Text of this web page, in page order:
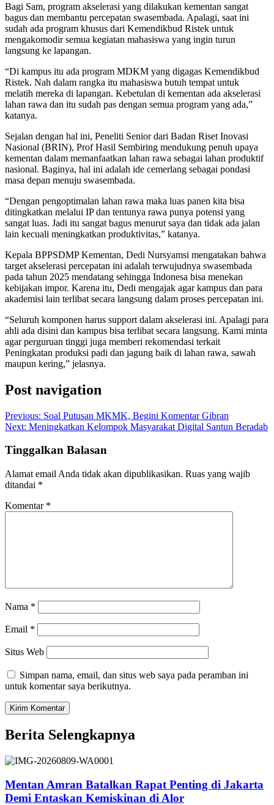
Bagi Sam, program akselerasi yang dilakukan kementan sangat
bagus dan membantu percepatan swasembada. Apalagi, saat ini
sudah ada program khusus dari Kemendikbud Ristek untuk
mengakomodir semua kegiatan mahasiswa yang ingin turun
langsung ke lapangan.
“Di kampus itu ada program MDKM yang digagas Kemendikbud
Ristek. Nah dalam rangka itu mahasiswa butuh tempat untuk
melatih mereka di lapangan. Kebetulan di kementan ada akselerasi
lahan rawa dan itu sudah pas dengan semua program yang ada,”
katanya.
Sejalan dengan hal ini, Peneliti Senior dari Badan Riset Inovasi
Nasional (BRIN), Prof Hasil Sembiring mendukung penuh upaya
kementan dalam memanfaatkan lahan rawa sebagai lahan produktif
nasional. Baginya, hal ini adalah ide cemerlang sebagai pondasi
masa depan menuju swasembada.
“Dengan pengoptimalan lahan rawa maka luas panen kita bisa
ditingkatkan melalui IP dan tentunya rawa punya potensi yang
sangat luas. Jadi itu sangat bagus menurut saya dan tidak ada jalan
lain kecuali meningkatkan produktivitas,” katanya.
Kepala BPPSDMP Kementan, Dedi Nursyamsi mengatakan bahwa
target akselerasi percepatan ini adalah terwujudnya swasembada
pada tahun 2025 mendatang sehingga Indonesa bisa menekan
kebijakan impor. Karena itu, Dedi mengajak agar kampus dan para
akademisi lain terlibat secara langsung dalam proses percepatan ini.
“Seluruh komponen harus support dalam akselerasi ini. Apalagi para
ahli ada disini dan kampus bisa terlibat secara langsung. Kami minta
agar perguruan tinggi juga memberi rekomendasi terkait
Peningkatan produksi padi dan jagung baik di lahan rawa, sawah
maupun kering,” jelasnya.
Post navigation
Previous: Soal Putusan MKMK, Begini Komentar Gibran
Next: Meningkatkan Kelompok Masyarakat Digital Santun Beradab
Tinggalkan Balasan
Alamat email Anda tidak akan dipublikasikan. Ruas yang wajib
ditandai *
Komentar *
Nama *
Email *
Situs Web
Simpan nama, email, dan situs web saya pada peramban ini
untuk komentar saya berikutnya.
Berita Selengkapnya
Mentan Amran Batalkan Rapat Penting di Jakarta
Demi Entaskan Kemiskinan di Alor